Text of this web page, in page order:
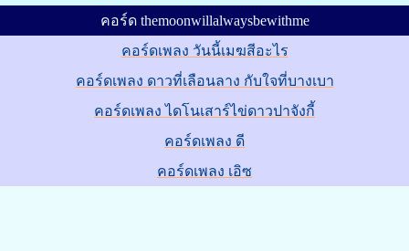
คอร์ด themoonwillalwaysbewithme
คอร์ดเพลง วันนี้เมฆสีอะไร
คอร์ดเพลง ดาวที่เลือนลาง กับใจที่บางเบา
คอร์ดเพลง ไดโนเสาร์ไข่ดาวปาจังกี้
คอร์ดเพลง ดี
คอร์ดเพลง เอิซ